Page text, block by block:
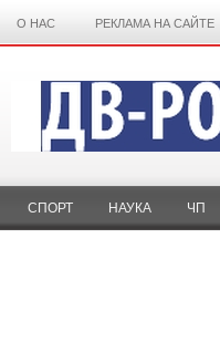
О НАС РЕКЛАМА НА САЙТЕ
СПОРТ НАУКА ЧП